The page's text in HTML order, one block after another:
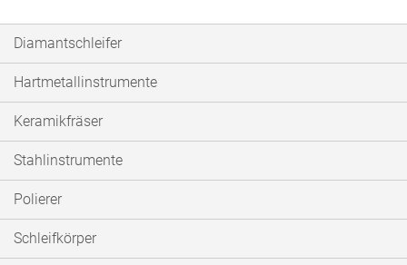
Diamantschleifer
Hartmetallinstrumente
Keramikfräser
Stahlinstrumente
Polierer
Schleifkörper